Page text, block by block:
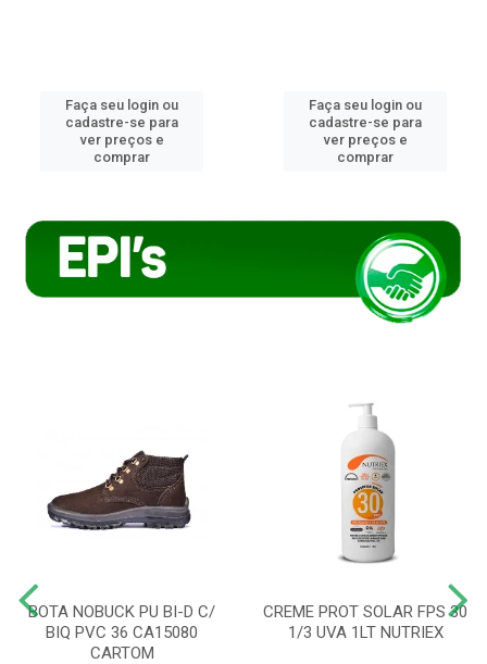
Faça seu login ou
cadastre-se para
ver preços e
comprar
Faça seu login ou
cadastre-se para
ver preços e
comprar
BOTA NOBUCK PU BI-D C/
BIQ PVC 36 CA15080
CARTOM
CREME PROT SOLAR FPS 30
1/3 UVA 1LT NUTRIEX